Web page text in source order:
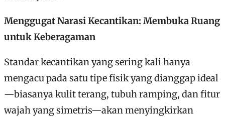
Menggugat Narasi Kecantikan: Membuka Ruang
untuk Keberagaman
Standar kecantikan yang sering kali hanya
mengacu pada satu tipe fisik yang dianggap ideal
—biasanya kulit terang, tubuh ramping, dan fitur
wajah yang simetris—akan menyingkirkan